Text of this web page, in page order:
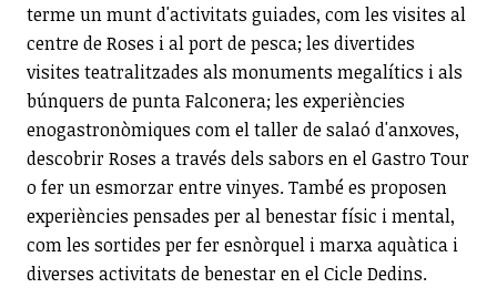
terme un munt d'activitats guiades, com les visites al
centre de Roses i al port de pesca; les divertides
visites teatralitzades als monuments megalítics i als
búnquers de punta Falconera; les experiències
enogastronòmiques com el taller de salaó d'anxoves,
descobrir Roses a través dels sabors en el Gastro Tour
o fer un esmorzar entre vinyes. També es proposen
experiències pensades per al benestar físic i mental,
com les sortides per fer esnòrquel i marxa aquàtica i
diverses activitats de benestar en el Cicle Dedins.